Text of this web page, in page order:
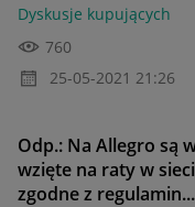
Dyskusje kupujących
760
‎25-05-2021 21:26
Odp.: Na Allegro są
wzięte na raty w
zgodne z regulamin...